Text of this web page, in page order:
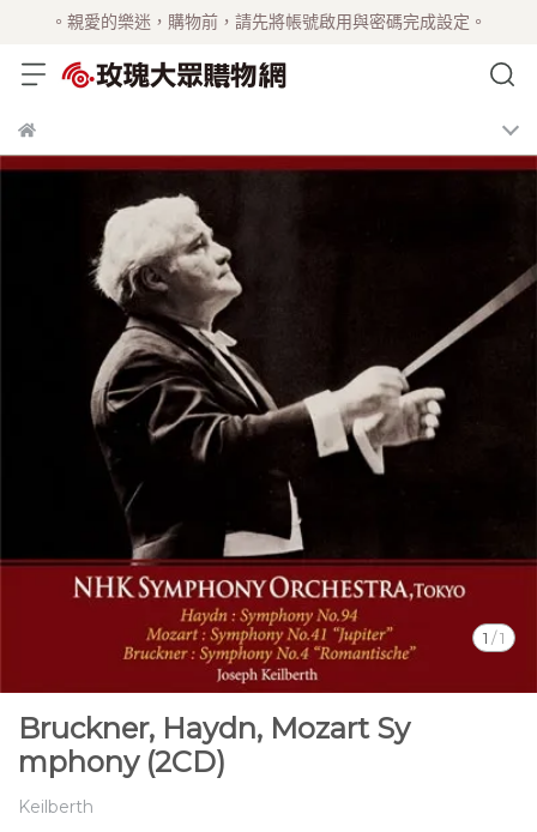
。親愛的樂迷，購物前，請先將帳號啟用與密碼完成設定。
1 /1
Bruckner, Haydn, Mozart Sy
mphony (2CD)
Keilberth